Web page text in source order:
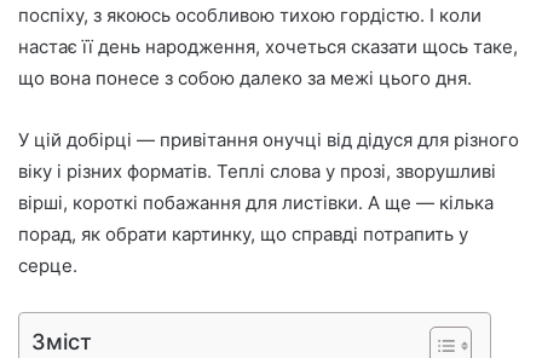
поспіху, з якоюсь особливою тихою гордістю. І коли
настає її день народження, хочеться сказати щось таке,
що вона понесе з собою далеко за межі цього дня.
У цій добірці — привітання онучці від дідуся для різного
віку і різних форматів. Теплі слова у прозі, зворушливі
вірші, короткі побажання для листівки. А ще — кілька
порад, як обрати картинку, що справді потрапить у
серце.
Зміст